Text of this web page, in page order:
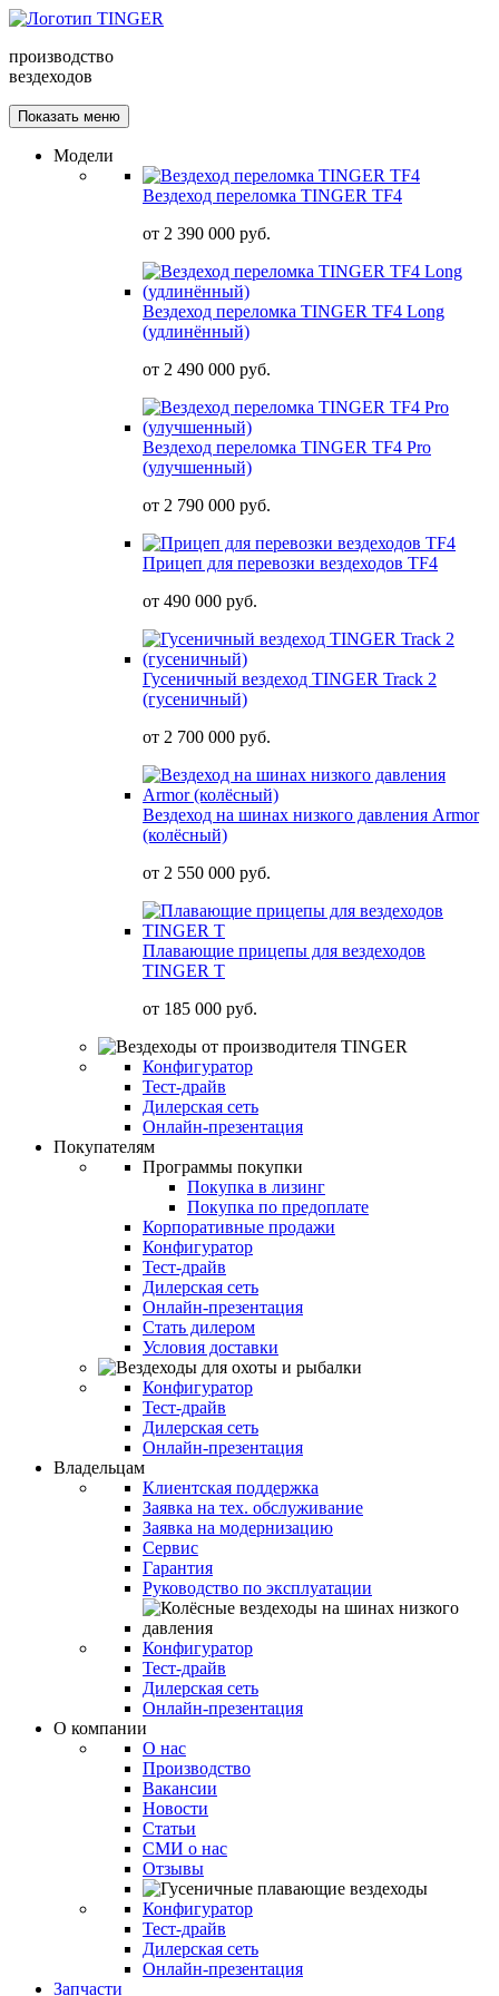
производство
вездеходов
Показать меню
Модели
Вездеход переломка TINGER TF4
от 2 390 000 руб.
Вездеход переломка TINGER TF4 Long
(удлинённый)
от 2 490 000 руб.
Вездеход переломка TINGER TF4 Pro
(улучшенный)
от 2 790 000 руб.
Прицеп для перевозки вездеходов TF4
от 490 000 руб.
Гусеничный вездеход TINGER Track 2
(гусеничный)
от 2 700 000 руб.
Вездеход на шинах низкого давления Armor
(колёсный)
от 2 550 000 руб.
Плавающие прицепы для вездеходов
TINGER T
от 185 000 руб.
Конфигуратор
Тест-драйв
Дилерская сеть
Онлайн-презентация
Покупателям
Программы покупки
Покупка в лизинг
Покупка по предоплате
Корпоративные продажи
Конфигуратор
Тест-драйв
Дилерская сеть
Онлайн-презентация
Стать дилером
Условия доставки
Конфигуратор
Тест-драйв
Дилерская сеть
Онлайн-презентация
Владельцам
Клиентская поддержка
Заявка на тех. обслуживание
Заявка на модернизацию
Сервис
Гарантия
Руководство по эксплуатации
Конфигуратор
Тест-драйв
Дилерская сеть
Онлайн-презентация
О компании
О нас
Производство
Вакансии
Новости
Статьи
СМИ о нас
Отзывы
Конфигуратор
Тест-драйв
Дилерская сеть
Онлайн-презентация
Запчасти